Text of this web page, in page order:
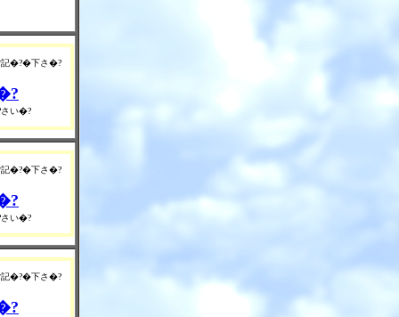
記�?�下さ�?
い�?
記�?�下さ�?
い�?
記�?�下さ�?